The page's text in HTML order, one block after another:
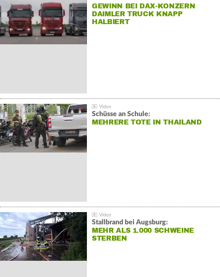
GEWINN BEI DAX-KONZERN
DAIMLER TRUCK KNAPP
HALBIERT
Schüsse an Schule:
MEHRERE TOTE IN THAILAND
Stallbrand bei Augsburg:
MEHR ALS 1.000 SCHWEINE
STERBEN